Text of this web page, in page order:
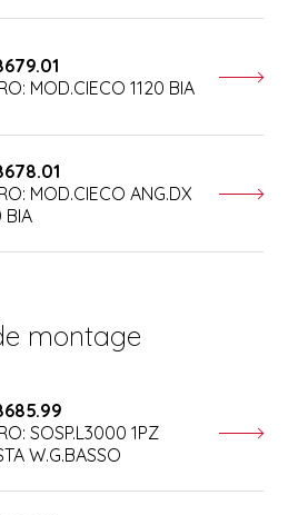
MOD.CIECO 1120 BIA
MOD.CIECO ANG.DX
BIA
montage
SOSP.L3000 1PZ
W.G.BASSO